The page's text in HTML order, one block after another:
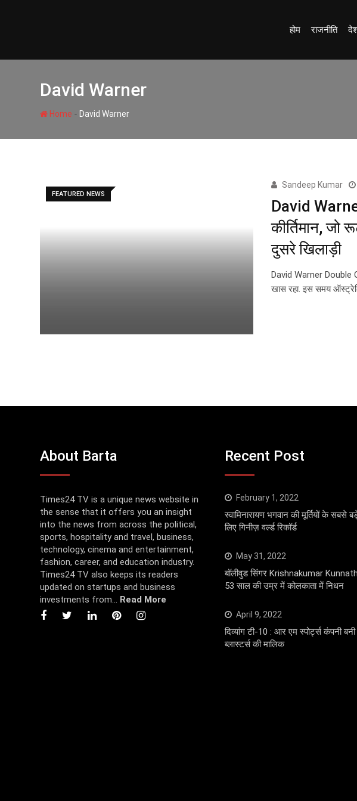
होम राजनीति
David Warner
Home - David Warner
FEATURED NEWS
Sandeep Kumar
David
कीर्तिमान, जो
दुसरे खिलाड़ी
David Warner Double
खास रहा. इस समय
About Barta
Times24 TV is a unique news website in
the sense that it offers you an insight
into the news from across the political,
sports, hospitality and travel, business,
technology, cinema and entertainment,
fashion, career, and education industry.
Times24 TV also keeps its readers
updated on startups and business
investments from... Read More
Recent Post
February 1, 2022
स्वामिनारायण भगवान की मूर्तियों के सबसे
लिए गिनीज़ वर्ल्ड रिकॉर्ड
May 31, 2022
बॉलीवुड सिंगर Krishnakumar
53 साल की उम्र में कोलकाता में निधन
April 9, 2022
दिव्यांग टी-10 : आर एम स्पोर्ट्स कंपनी
ब्लास्टर्स की मालिक